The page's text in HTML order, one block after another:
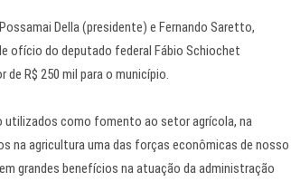
Della (presidente) e Fernando Saretto,
ofício do deputado federal Fábio Schiochet
R$ 250 mil para o município.
utilizados como fomento ao setor agrícola, na
na agricultura uma das forças econômicas de nosso
grandes benefícios na atuação da administração